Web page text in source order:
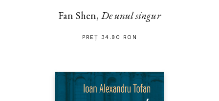
Fan Shen, De unul singur
PREȚ 34.90 RON